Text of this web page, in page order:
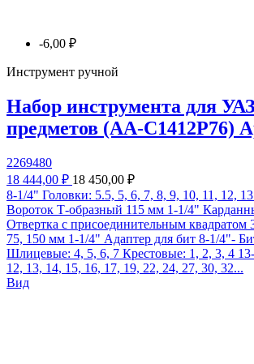
-6,00 ₽
Инструмент ручной
Набор инструмента для
предметов (AA-C1412P76)
2269480
18 444,00 ₽ 18 450,00 ₽
8-1/4" Головки: 5.5, 5, 6, 7, 8, 9, 10, 11, 12,
Вороток Т-образный 115 мм 1-1/4"
Отвертка с присоединительным квадратом
75, 150 мм 1-1/4" Адаптер для бит 8-1/4"-
Шлицевые: 4, 5, 6, 7 Крестовые: 1, 2, 3, 4
12, 13, 14, 15, 16, 17, 19, 22, 24, 27, 30, 32...
Вид